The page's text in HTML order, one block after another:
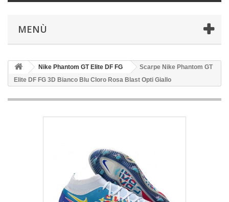
MENÙ
Nike Phantom GT Elite DF FG
Scarpe Nike Phantom GT
Elite DF FG 3D Bianco Blu Cloro Rosa Blast Opti Giallo